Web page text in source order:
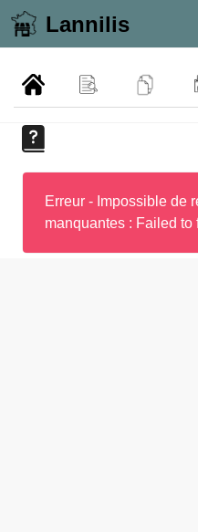
Lannilis
Erreur - Impossible de
manquantes : Failed to